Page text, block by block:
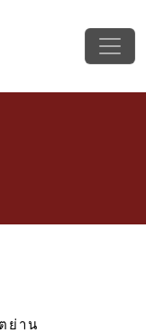
ย่าน